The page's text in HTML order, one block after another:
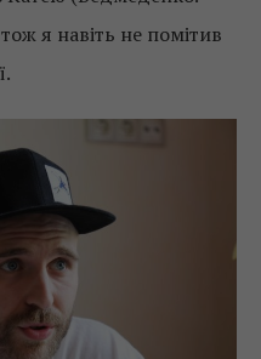
я навіть не помітив